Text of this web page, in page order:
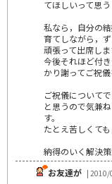
てほしいって思う
私なら，自分の
育てしながら，
頑張って出席しま
今後それほど付
かり謝ってご祝儀
ご祝儀について
と思うので気兼
す。
たとえ苦しくて
納得のいく解決
お友達が | 2010/